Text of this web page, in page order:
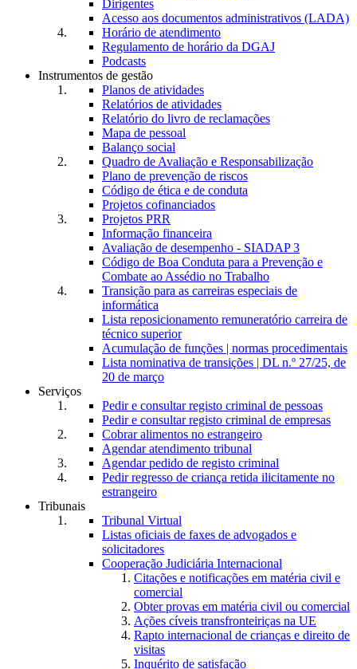
Dirigentes
Acesso aos documentos administrativos (LADA)
Horário de atendimento
Regulamento de horário da DGAJ
Podcasts
Instrumentos de gestão
Planos de atividades
Relatórios de atividades
Relatório do livro de reclamações
Mapa de pessoal
Balanço social
Quadro de Avaliação e Responsabilização
Plano de prevenção de riscos
Código de ética e de conduta
Projetos cofinanciados
Projetos PRR
Informação financeira
Avaliação de desempenho - SIADAP 3
Código de Boa Conduta para a Prevenção e
Combate ao Assédio no Trabalho
Transição para as carreiras especiais de
informática
Lista reposicionamento remuneratório carreira de
técnico superior
Acumulação de funções | normas procedimentais
Lista nominativa de transições | DL n.º 27/25, de
20 de março
Serviços
Pedir e consultar registo criminal de pessoas
Pedir e consultar registo criminal de empresas
Cobrar alimentos no estrangeiro
Agendar atendimento tribunal
Agendar pedido de registo criminal
Pedir regresso de criança retida ilicitamente no
estrangeiro
Tribunais
Tribunal Virtual
Listas oficiais de faxes de advogados e
solicitadores
Cooperação Judiciária Internacional
Citações e notificações em matéria civil e
comercial
Obter provas em matéria civil ou comercial
Ações cíveis transfronteiriças na UE
Rapto internacional de crianças e direito de
visitas
Inquérito de satisfação